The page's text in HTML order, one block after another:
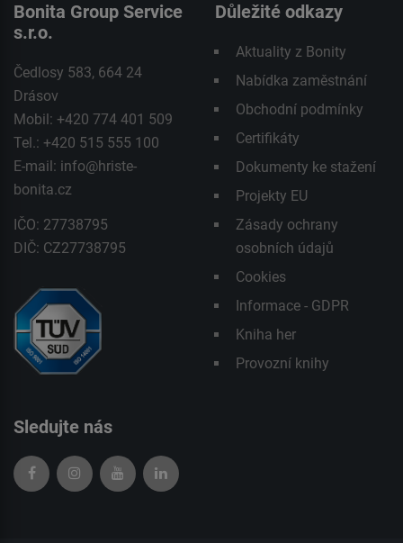
Bonita Group Service
s.r.o.
Čedlosy 583, 664 24
Drásov
Mobil: +420 774 401 509
Tel.: +420 515 555 100
E-mail: info@hriste-
bonita.cz
IČO: 27738795
DIČ: CZ27738795
Důležité odkazy
Aktuality z Bonity
Nabídka zaměstnání
Obchodní podmínky
Certifikáty
Dokumenty ke stažení
Projekty EU
Zásady ochrany
osobních údajů
Cookies
Informace - GDPR
Kniha her
Provozní knihy
Sledujte nás